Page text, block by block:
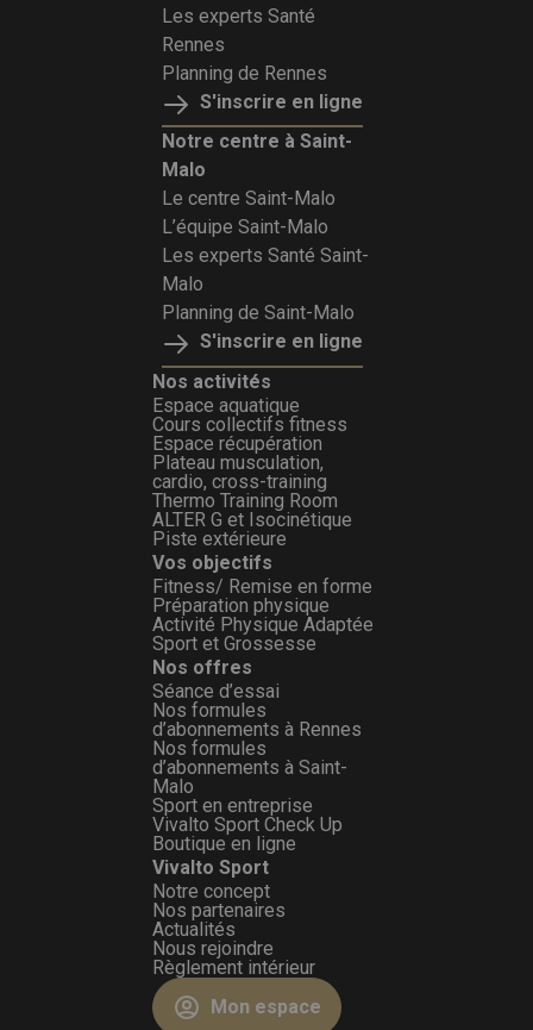
Les experts Santé
Rennes
Planning de Rennes
S'inscrire en ligne
Notre centre à Saint-
Malo
Le centre Saint-Malo
L’équipe Saint-Malo
Les experts Santé Saint-
Malo
Planning de Saint-Malo
S'inscrire en ligne
Nos activités
Espace aquatique
Cours collectifs fitness
Espace récupération
Plateau musculation,
cardio, cross-training
Thermo Training Room
ALTER G et Isocinétique
Piste extérieure
Vos objectifs
Fitness/ Remise en forme
Préparation physique
Activité Physique Adaptée
Sport et Grossesse
Nos offres
Séance d’essai
Nos formules
d’abonnements à Rennes
Nos formules
d’abonnements à Saint-
Malo
Sport en entreprise
Vivalto Sport Check Up
Boutique en ligne
Vivalto Sport
Notre concept
Nos partenaires
Actualités
Nous rejoindre
Règlement intérieur
Mon espace